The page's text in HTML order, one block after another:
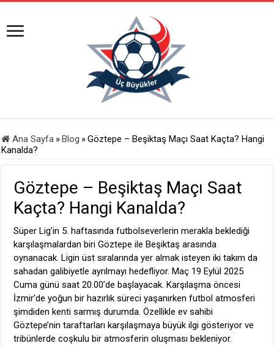
Ana Sayfa »Blog »Göztepe – Beşiktaş Maçı Saat Kaçta? Hangi
Kanalda?
Göztepe – Beşiktaş Maçı Saat
Kaçta? Hangi Kanalda?
Süper Lig’in 5. haftasında futbolseverlerin merakla beklediği
karşılaşmalardan biri Göztepe ile Beşiktaş arasında
oynanacak. Ligin üst sıralarında yer almak isteyen iki takım da
sahadan galibiyetle ayrılmayı hedefliyor. Maç 19 Eylül 2025
Cuma günü saat 20.00’de başlayacak. Karşılaşma öncesi
İzmir’de yoğun bir hazırlık süreci yaşanırken futbol atmosferi
şimdiden kenti sarmış durumda. Özellikle ev sahibi
Göztepe’nin taraftarları karşılaşmaya büyük ilgi gösteriyor ve
tribünlerde coşkulu bir atmosferin oluşması bekleniyor.